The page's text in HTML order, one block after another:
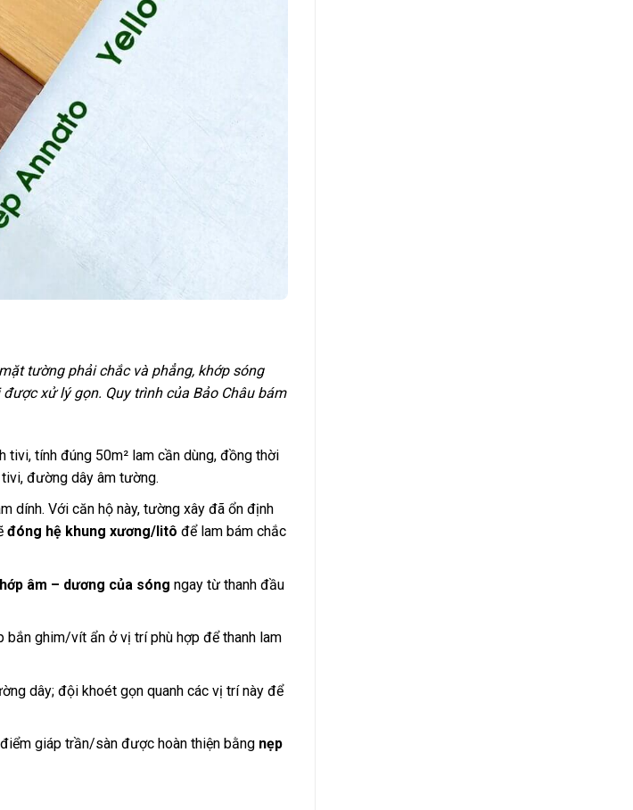
tường phải chắc và phẳng, khớp sóng
xử lý gọn. Quy trình của Bảo Châu bám
tính đúng 50m² lam cần dùng, đồng thời
đường dây âm tường.
dính. Với căn hộ này, tường xây đã ổn định
đóng hệ khung xương/litô để lam bám chắc
âm – dương của sóng ngay từ thanh đầu
bắn ghim/vít ẩn ở vị trí phù hợp để thanh lam
dây; đội khoét gọn quanh các vị trí này để
giáp trần/sàn được hoàn thiện bằng nẹp